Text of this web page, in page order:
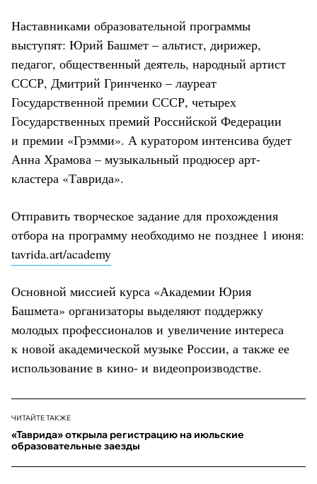
Наставниками образовательной программы
выступят: Юрий Башмет – альтист, дирижер,
педагог, общественный деятель, народный артист
СССР, Дмитрий Гринченко – лауреат
Государственной премии СССР, четырех
Государственных премий Российской Федерации
и премии «Грэмми». А куратором интенсива будет
Анна Храмова – музыкальный продюсер арт-
кластера «Таврида».
Отправить творческое задание для прохождения
отбора на программу необходимо не позднее 1 июня:
tavrida.art/academy
Основной миссией курса «Академии Юрия
Башмета» организаторы выделяют поддержку
молодых профессионалов и увеличение интереса
к новой академической музыке России, а также ее
использование в кино- и видеопроизводстве.
ЧИТАЙТЕ ТАКЖЕ
«Таврида» открыла регистрацию на июльские
образовательные заезды